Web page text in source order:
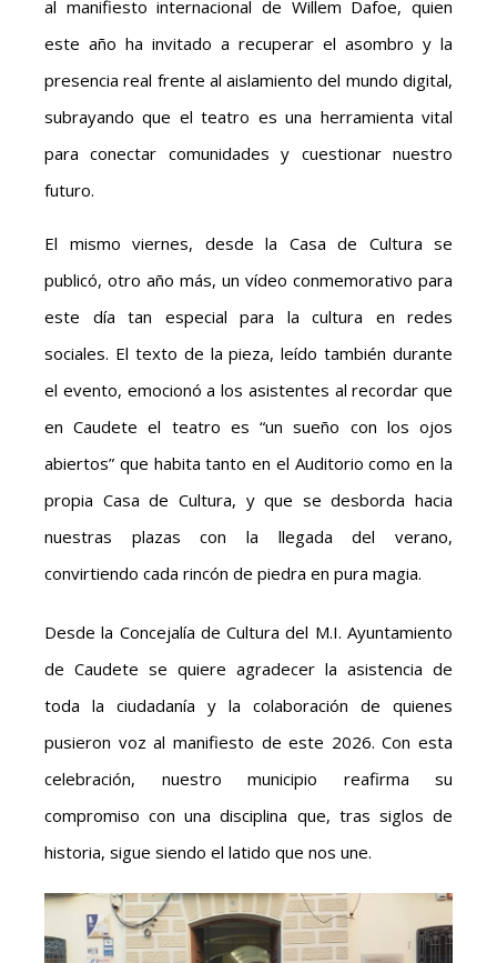
al manifiesto internacional de Willem Dafoe, quien
este año ha invitado a recuperar el asombro y la
presencia real frente al aislamiento del mundo digital,
subrayando que el teatro es una herramienta vital
para conectar comunidades y cuestionar nuestro
futuro.
El mismo viernes, desde la Casa de Cultura se
publicó, otro año más, un vídeo conmemorativo para
este día tan especial para la cultura en redes
sociales. El texto de la pieza, leído también durante
el evento, emocionó a los asistentes al recordar que
en Caudete el teatro es “un sueño con los ojos
abiertos” que habita tanto en el Auditorio como en la
propia Casa de Cultura, y que se desborda hacia
nuestras plazas con la llegada del verano,
convirtiendo cada rincón de piedra en pura magia.
Desde la Concejalía de Cultura del M.I. Ayuntamiento
de Caudete se quiere agradecer la asistencia de
toda la ciudadanía y la colaboración de quienes
pusieron voz al manifiesto de este 2026. Con esta
celebración, nuestro municipio reafirma su
compromiso con una disciplina que, tras siglos de
historia, sigue siendo el latido que nos une.